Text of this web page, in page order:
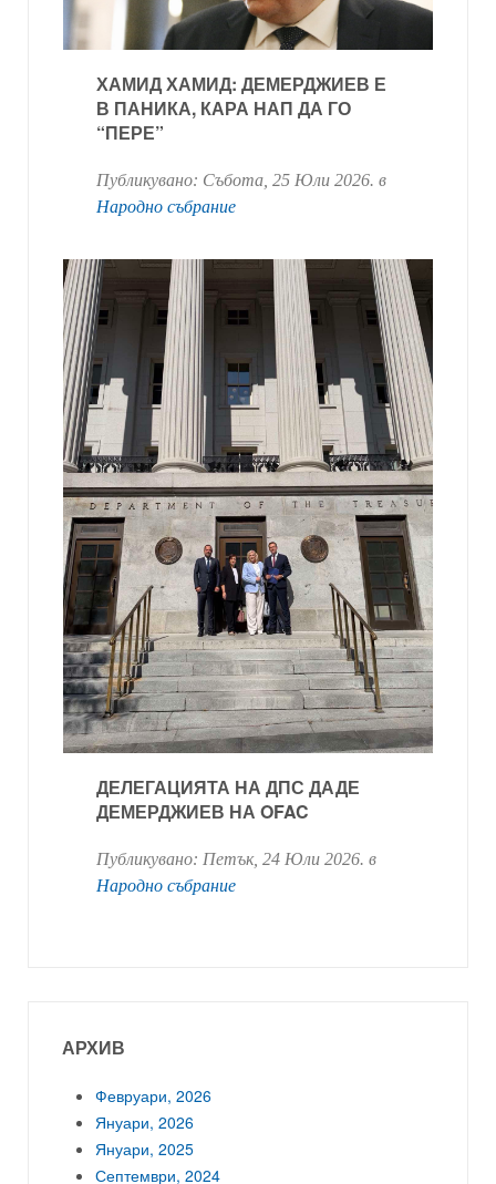
ХАМИД ХАМИД: ДЕМЕРДЖИЕВ Е
В ПАНИКА, КАРА НАП ДА ГО
“ПЕРЕ”
Публикувано: Събота, 25 Юли 2026. в
Народно събрание
ДЕЛЕГАЦИЯТА НА ДПС ДАДЕ
ДЕМЕРДЖИЕВ НА OFAC
Публикувано: Петък, 24 Юли 2026. в
Народно събрание
АРХИВ
Февруари, 2026
Януари, 2026
Януари, 2025
Септември, 2024